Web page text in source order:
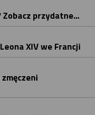
Zobacz przydatne...
XIV we Francji